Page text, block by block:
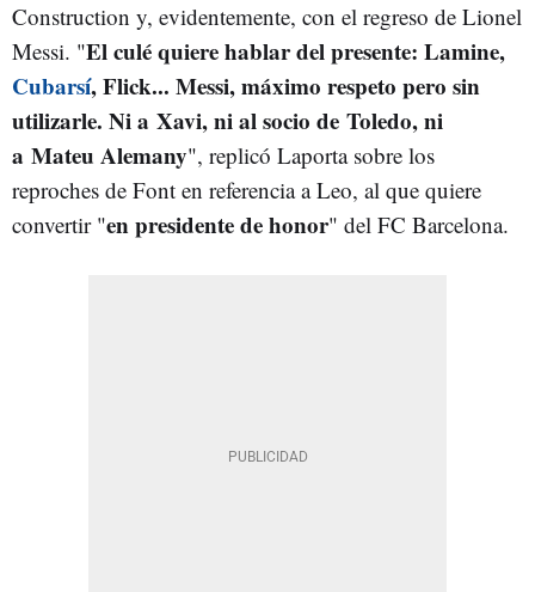
Construction y, evidentemente, con el regreso de Lionel
Messi. "El culé quiere hablar del presente: Lamine,
Cubarsí, Flick... Messi, máximo respeto pero sin
utilizarle. Ni a Xavi, ni al socio de Toledo, ni
a Mateu Alemany", replicó Laporta sobre los
reproches de Font en referencia a Leo, al que quiere
convertir "en presidente de honor" del FC Barcelona.